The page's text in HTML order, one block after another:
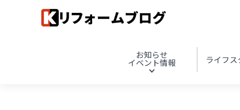
お知らせ
イベント情報 ライフ